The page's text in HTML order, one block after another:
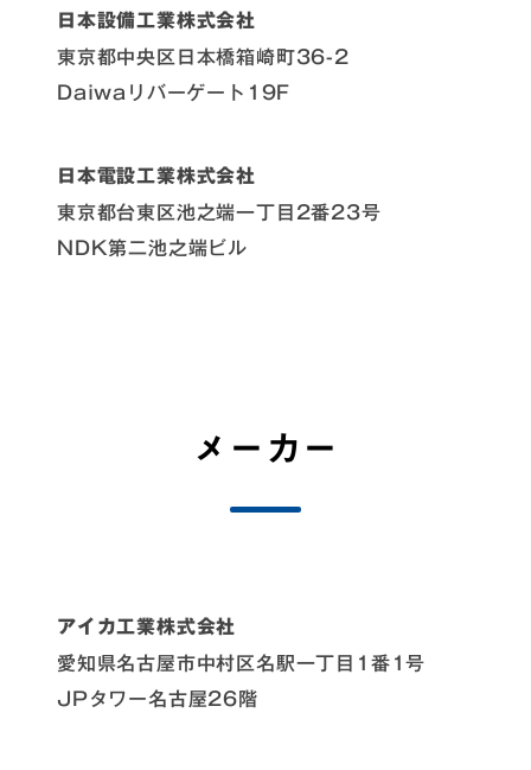
日本設備工業株式会社
東京都中央区日本橋箱崎町36-2
Daiwaリバーゲート19F
日本電設工業株式会社
東京都台東区池之端一丁目2番23号
NDK第二池之端ビル
メーカー
アイカ工業株式会社
愛知県名古屋市中村区名駅一丁目1番1号
JPタワー名古屋26階